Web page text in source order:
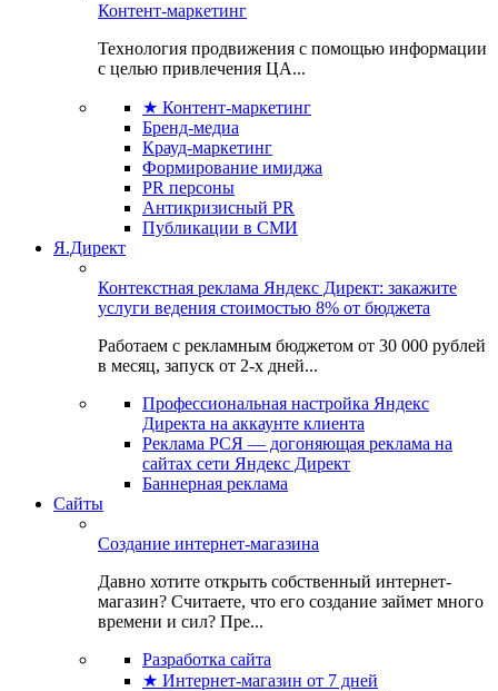
Контент-маркетинг
Технология продвижения с помощью информации
с целью привлечения ЦА...
★ Контент-маркетинг
Бренд-медиа
Крауд-маркетинг
Формирование имиджа
PR персоны
Антикризисный PR
Публикации в СМИ
Я.Директ
Контекстная реклама Яндекс Директ: закажите
услуги ведения стоимостью 8% от бюджета
Работаем с рекламным бюджетом от 30 000 рублей
в месяц, запуск от 2-х дней...
Профессиональная настройка Яндекс
Директа на аккаунте клиента
Реклама РСЯ — догоняющая реклама на
сайтах сети Яндекс Директ
Баннерная реклама
Сайты
Создание интернет-магазина
Давно хотите открыть собственный интернет-
магазин? Считаете, что его создание займет много
времени и сил? Пре...
Разработка сайта
★ Интернет-магазин от 7 дней